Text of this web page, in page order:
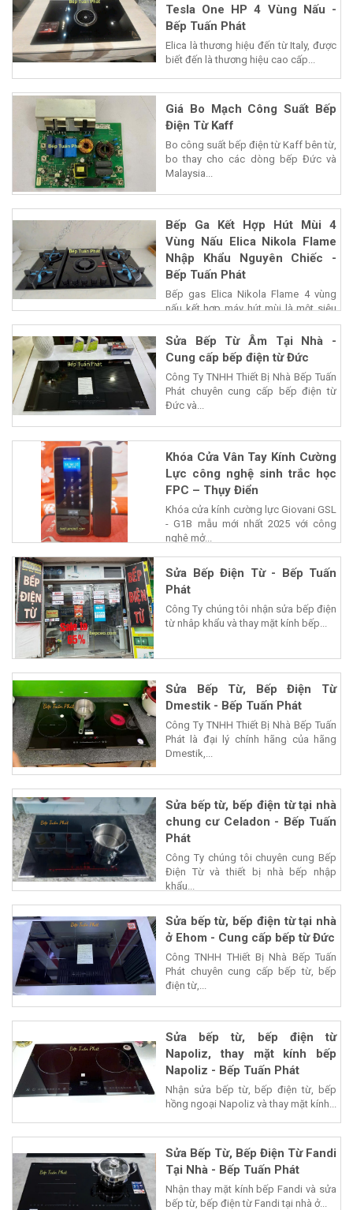
Tesla One HP 4 Vùng Nấu -
Bếp Tuấn Phát
Elica là thương hiệu đến từ Italy, được
biết đến là thương hiệu cao cấp...
Giá Bo Mạch Công Suất Bếp
Điện Từ Kaff
Bo công suất bếp điện từ Kaff bên từ,
bo thay cho các dòng bếp Đức và
Malaysia...
Bếp Ga Kết Hợp Hút Mùi 4
Vùng Nấu Elica Nikola Flame
Nhập Khẩu Nguyên Chiếc -
Bếp Tuấn Phát
Bếp gas Elica Nikola Flame 4 vùng
nấu kết hợp máy hút mùi là một siêu
phẩm của...
Sửa Bếp Từ Âm Tại Nhà -
Cung cấp bếp điện từ Đức
Công Ty TNHH Thiết Bị Nhà Bếp Tuấn
Phát chuyên cung cấp bếp điện từ
Đức và...
Khóa Cửa Vân Tay Kính Cường
Lực công nghệ sinh trắc học
FPC – Thụy Điển
Khóa cửa kính cường lực Giovani GSL
- G1B mẫu mới nhất 2025 với công
nghệ mở...
Sửa Bếp Điện Từ - Bếp Tuấn
Phát
Công Ty chúng tôi nhận sửa bếp điện
từ nhâp khẩu và thay mặt kính bếp...
Sửa Bếp Từ, Bếp Điện Từ
Dmestik - Bếp Tuấn Phát
Công Ty TNHH Thiết Bị Nhà Bếp Tuấn
Phát là đại lý chính hãng của hãng
Dmestik,...
Sửa bếp từ, bếp điện từ tại nhà
chung cư Celadon - Bếp Tuấn
Phát
Công Ty chúng tôi chuyên cung Bếp
Điện Từ và thiết bị nhà bếp nhập
khẩu...
Sửa bếp từ, bếp điện từ tại nhà
ở Ehom - Cung cấp bếp từ Đức
Công TNHH THiết Bị Nhà Bếp Tuấn
Phát chuyên cung cấp bếp từ, bếp
điện từ,...
Sửa bếp từ, bếp điện từ
Napoliz, thay mặt kính bếp
Napoliz - Bếp Tuấn Phát
Nhận sửa bếp từ, bếp điện từ, bếp
hồng ngoại Napoliz và thay mặt kính...
Sửa Bếp Từ, Bếp Điện Từ Fandi
Tại Nhà - Bếp Tuấn Phát
Nhận thay mặt kính bếp Fandi và sửa
bếp từ, bếp điện từ Fandi tại nhà ở...